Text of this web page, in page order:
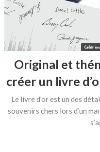
Original et
créer un livre
Le livre d’or est un des
souvenirs chers lors d’un